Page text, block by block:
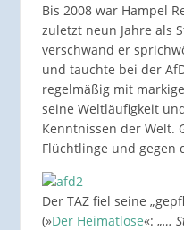
Bis 2008 war Hampel
zuletzt neun Jahre als
verschwand er
und tauchte bei der
regelmäßig mit
seine Weltläufigkeit
Kenntnissen der Welt.
Flüchtlinge und gegen
Der TAZ fiel seine
(»Der Heimatlose«: „…